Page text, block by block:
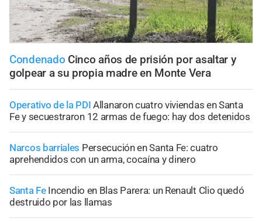
Condenado Cinco años de prisión por asaltar y
golpear a su propia madre en Monte Vera
Operativo de la PDI Allanaron cuatro viviendas en Santa
Fe y secuestraron 12 armas de fuego: hay dos detenidos
Narcos barriales Persecución en Santa Fe: cuatro
aprehendidos con un arma, cocaína y dinero
Santa Fe Incendio en Blas Parera: un Renault Clio quedó
destruido por las llamas